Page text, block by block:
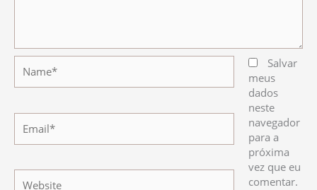
Salvar
meus
dados
neste
navegador
para a
próxima
vez que eu
comentar.